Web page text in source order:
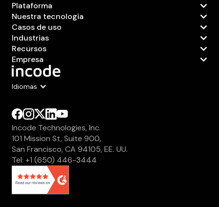
Idiomas
Incode Technologies, Inc.
101 Mission St, Suite 900,
San Francisco, CA 94105, EE. UU.
Tel: +1 (650) 446-3444
Plataforma
Nuestra tecnologia
Casos de uso
Industrias
Recursos
Empresa